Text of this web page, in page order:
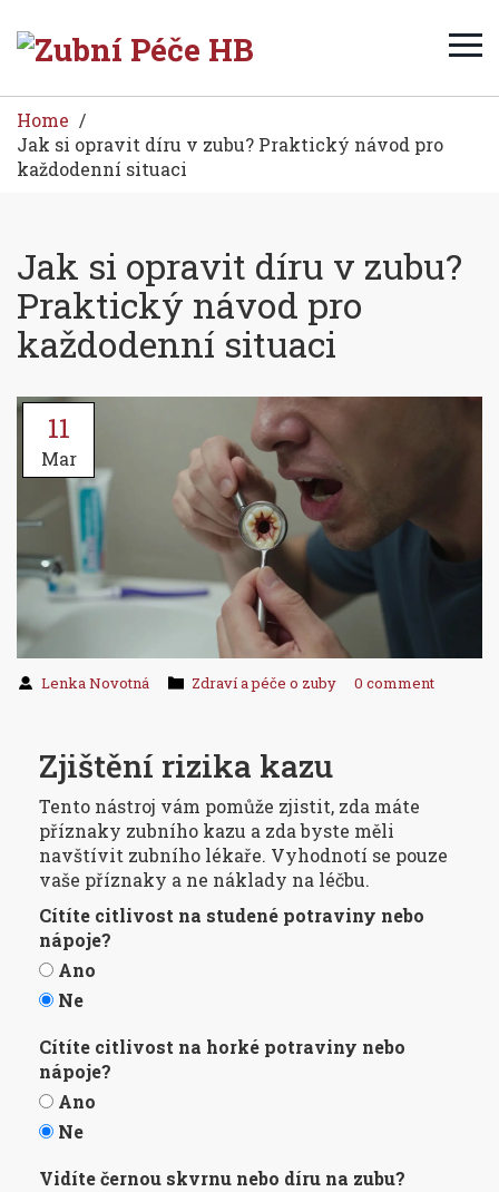
Home
Jak si opravit díru v zubu? Praktický návod pro
každodenní situaci
Jak si opravit díru v zubu?
Praktický návod pro
každodenní situaci
11
Mar
Lenka Novotná Zdraví a péče o zuby 0 comment
Zjištění rizika kazu
Tento nástroj vám pomůže zjistit, zda máte
příznaky zubního kazu a zda byste měli
navštívit zubního lékaře. Vyhodnotí se pouze
vaše příznaky a ne náklady na léčbu.
Cítíte citlivost na studené potraviny nebo
nápoje?
Ano
Ne
Cítíte citlivost na horké potraviny nebo
nápoje?
Ano
Ne
Vidíte černou skvrnu nebo díru na zubu?